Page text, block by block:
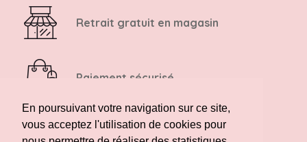
En poursuivant votre navigation sur ce site,
vous acceptez l'utilisation de cookies pour
Retrait gratuit en magasin
Paiement sécurisé
Retour possible sous 14 jours